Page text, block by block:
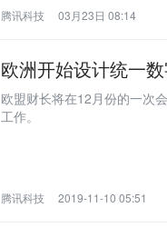
趋势。
腾讯科技 03月23日 08:14
欧洲开始设计统一
欧盟财长将在12月份的一次
工作。
腾讯科技 2019-11-10 05:51